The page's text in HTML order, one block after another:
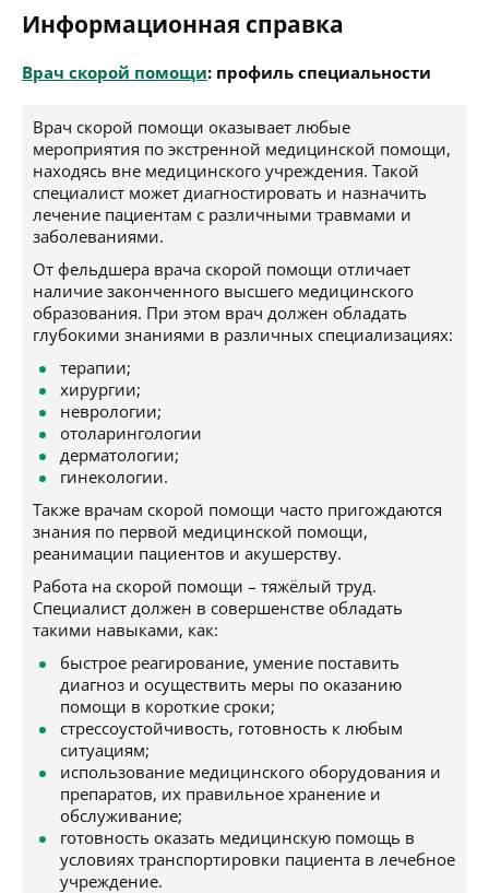
Информационная справка
Врач скорой помощи: профиль специальности
Врач скорой помощи оказывает любые
мероприятия по экстренной медицинской помощи,
находясь вне медицинского учреждения. Такой
специалист может диагностировать и назначить
лечение пациентам с различными травмами и
заболеваниями.
От фельдшера врача скорой помощи отличает
наличие законченного высшего медицинского
образования. При этом врач должен обладать
глубокими знаниями в различных специализациях:
терапии;
хирургии;
неврологии;
отоларингологии
дерматологии;
гинекологии.
Также врачам скорой помощи часто пригождаются
знания по первой медицинской помощи,
реанимации пациентов и акушерству.
Работа на скорой помощи – тяжёлый труд.
Специалист должен в совершенстве обладать
такими навыками, как:
быстрое реагирование, умение поставить
диагноз и осуществить меры по оказанию
помощи в короткие сроки;
стрессоустойчивость, готовность к любым
ситуациям;
использование медицинского оборудования и
препаратов, их правильное хранение и
обслуживание;
готовность оказать медицинскую помощь в
условиях транспортировки пациента в лечебное
учреждение.